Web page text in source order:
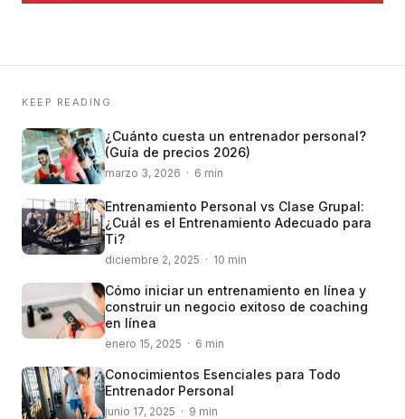
KEEP READING
¿Cuánto cuesta un entrenador personal?
(Guía de precios 2026)
marzo 3, 2026 · 6 min
Entrenamiento Personal vs Clase Grupal:
¿Cuál es el Entrenamiento Adecuado para
Ti?
diciembre 2, 2025 · 10 min
Cómo iniciar un entrenamiento en línea y
construir un negocio exitoso de coaching
en línea
enero 15, 2025 · 6 min
Conocimientos Esenciales para Todo
Entrenador Personal
junio 17, 2025 · 9 min